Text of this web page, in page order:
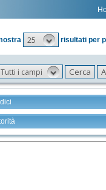
25 risultati per
Tutti i campi